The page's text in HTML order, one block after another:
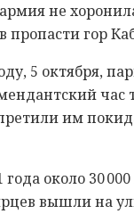
не
пропасти гор
5 октября,
час
им
года около 30
вышли на